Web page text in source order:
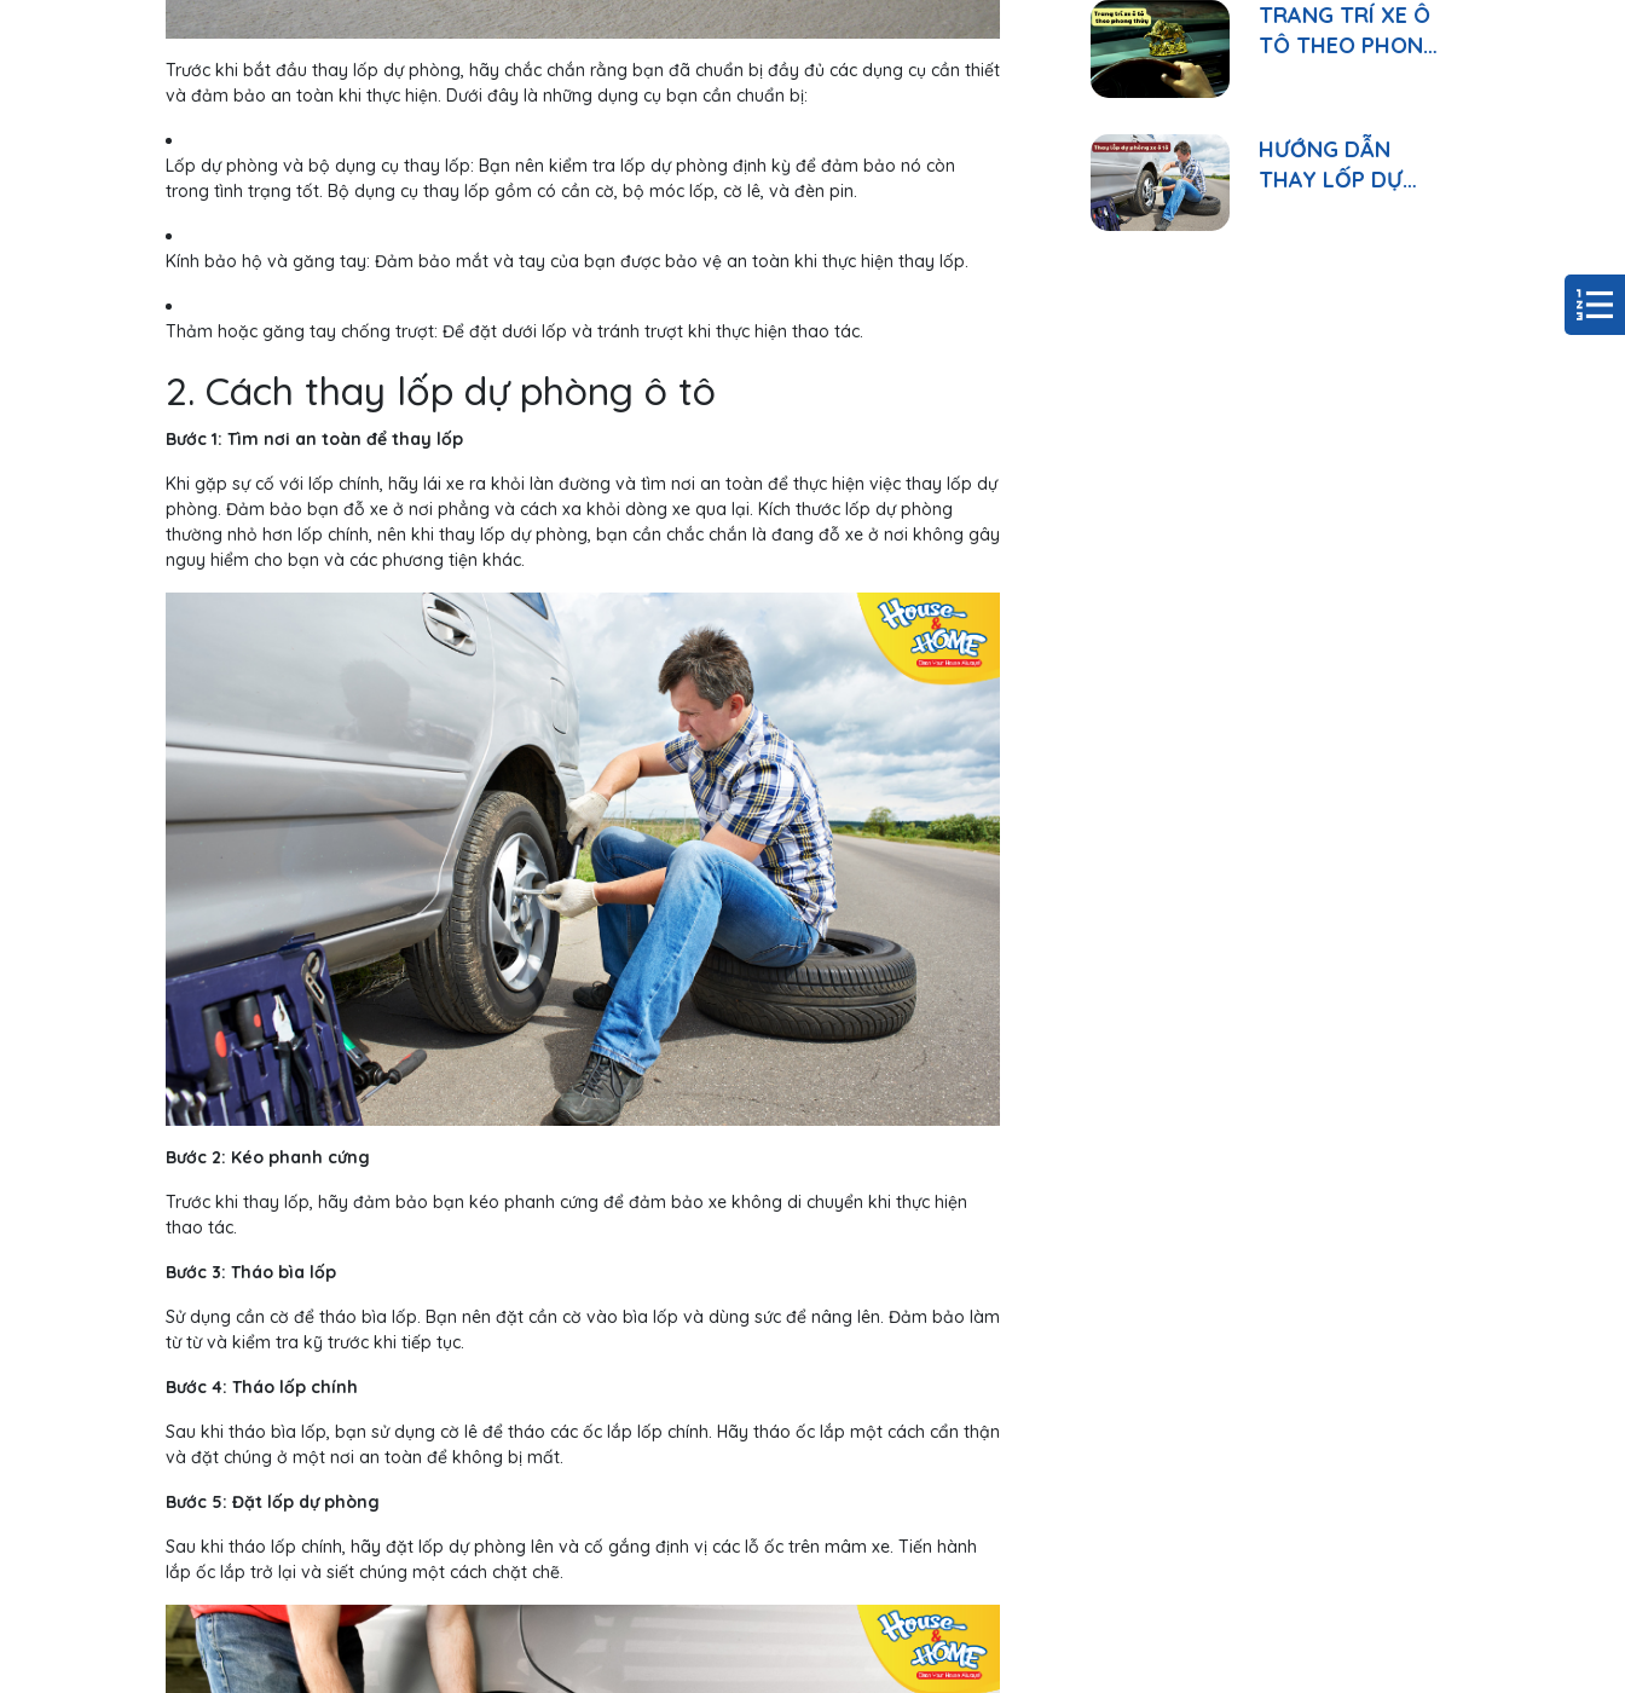
Trước khi bắt đầu thay lốp dự phòng, hãy chắc chắn rằng bạn đã chuẩn bị đầy đủ các dụng cụ cần thiết
và đảm bảo an toàn khi thực hiện. Dưới đây là những dụng cụ bạn cần chuẩn bị:
Lốp dự phòng và bộ dụng cụ thay lốp: Bạn nên kiểm tra lốp dự phòng định kỳ để đảm bảo nó còn
trong tình trạng tốt. Bộ dụng cụ thay lốp gồm có cần cờ, bộ móc lốp, cờ lê, và đèn pin.
Kính bảo hộ và găng tay: Đảm bảo mắt và tay của bạn được bảo vệ an toàn khi thực hiện thay lốp.
Thảm hoặc găng tay chống trượt: Để đặt dưới lốp và tránh trượt khi thực hiện thao tác.
2. Cách thay lốp dự phòng ô tô
Bước 1: Tìm nơi an toàn để thay lốp
Khi gặp sự cố với lốp chính, hãy lái xe ra khỏi làn đường và tìm nơi an toàn để thực hiện việc thay lốp dự
phòng. Đảm bảo bạn đỗ xe ở nơi phẳng và cách xa khỏi dòng xe qua lại. Kích thước lốp dự phòng
thường nhỏ hơn lốp chính, nên khi thay lốp dự phòng, bạn cần chắc chắn là đang đỗ xe ở nơi không gây
nguy hiểm cho bạn và các phương tiện khác.
Bước 2: Kéo phanh cứng
Trước khi thay lốp, hãy đảm bảo bạn kéo phanh cứng để đảm bảo xe không di chuyển khi thực hiện
thao tác.
Bước 3: Tháo bìa lốp
Sử dụng cần cờ để tháo bìa lốp. Bạn nên đặt cần cờ vào bìa lốp và dùng sức để nâng lên. Đảm bảo làm
từ từ và kiểm tra kỹ trước khi tiếp tục.
Bước 4: Tháo lốp chính
Sau khi tháo bìa lốp, bạn sử dụng cờ lê để tháo các ốc lắp lốp chính. Hãy tháo ốc lắp một cách cẩn thận
và đặt chúng ở một nơi an toàn để không bị mất.
Bước 5: Đặt lốp dự phòng
Sau khi tháo lốp chính, hãy đặt lốp dự phòng lên và cố gắng định vị các lỗ ốc trên mâm xe. Tiến hành
lắp ốc lắp trở lại và siết chúng một cách chặt chẽ.
TRANG TRÍ XE Ô
TÔ THEO PHONG
HÀI HÒA NĂNG
LƯỢNG
HƯỚNG DẪN
THAY LỐP DỰ